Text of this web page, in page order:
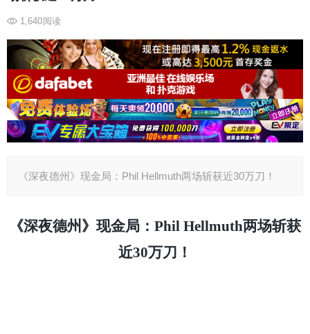
1,640阅读
《深夜德州》现金局：Phil Hellmuth两场斩获近30万刀！
《深夜德州》现金局：Phil Hellmuth两场斩获
近30万刀！